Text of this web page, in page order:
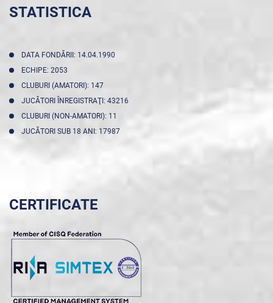
STATISTICA
DATA FONDĂRII: 14.04.1990
ECHIPE: 2053
CLUBURI (AMATORI): 147
JUCĂTORI ÎNREGISTRAŢI: 43216
CLUBURI (NON-AMATORI): 11
JUCĂTORI SUB 18 ANI: 17987
CERTIFICATE